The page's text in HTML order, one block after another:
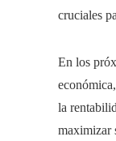
cruciales
En los
la
maximizar